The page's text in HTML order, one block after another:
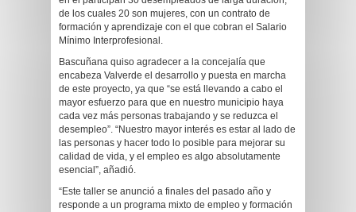
de los cuales 20 son mujeres, con un contrato de
formación y aprendizaje con el que cobran el Salario
Mínimo Interprofesional.
Bascuñana quiso agradecer a la concejalía que
encabeza Valverde el desarrollo y puesta en marcha
de este proyecto, ya que “se está llevando a cabo el
mayor esfuerzo para que en nuestro municipio haya
cada vez más personas trabajando y se reduzca el
desempleo”. “Nuestro mayor interés es estar al lado de
las personas y hacer todo lo posible para mejorar su
calidad de vida, y el empleo es algo absolutamente
esencial”, añadió.
“Este taller se anunció a finales del pasado año y
responde a un programa mixto de empleo y formación